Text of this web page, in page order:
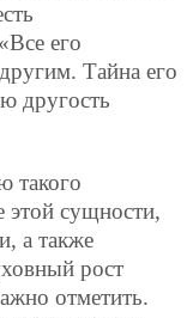
его
Тайна его
другость
такого
этой сущности,
а также
рост
отметить.